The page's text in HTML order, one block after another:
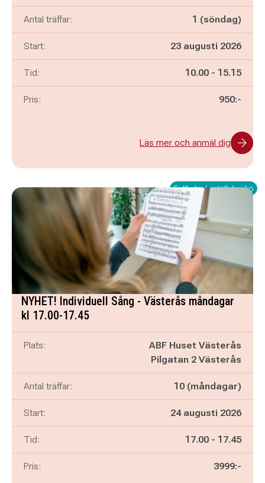
Antal träffar: 1 (söndag)
Start: 23 augusti 2026
Tid: Pågår mellan
10.00 - och
15.15
Pris: 950:-
Läs mer och anmäl dig
Fullbokad - ställ dig i kö
NYHET! Individuell Sång - Västerås måndagar
kl 17.00-17.45
Plats:
ABF Huset Västerås
Pilgatan 2 Västerås
Antal träffar: 10 (måndagar)
Start: 24 augusti 2026
Tid: Pågår mellan
17.00 - och
17.45
Pris: 3999:-